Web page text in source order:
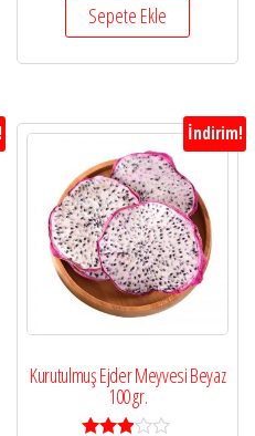
2.68
oy aldı
Sepete Ekle
İndirim!
Kurutulmuş Ejder Meyvesi Beyaz
100 gr.